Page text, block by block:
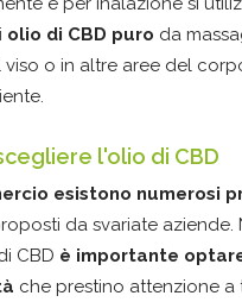
olio di CBD puro da
o in altre aree del
l'olio di CBD
esistono numerosi
da svariate aziende.
CBD è importante
che prestino attenzione a